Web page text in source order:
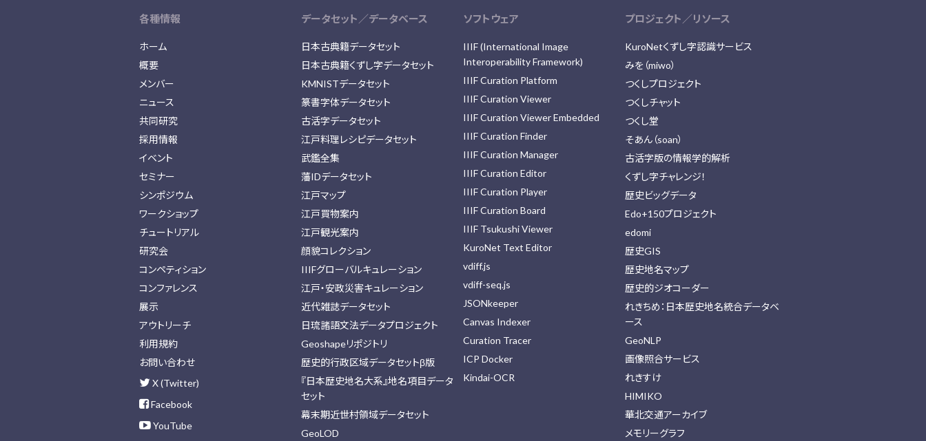
各種情報
ホーム
概要
メンバー
ニュース
共同研究
採用情報
イベント
セミナー
シンポジウム
ワークショップ
チュートリアル
研究会
コンペティション
コンファレンス
展示
アウトリーチ
利用規約
お問い合わせ
X (Twitter)
Facebook
YouTube
データセット／データベース
日本古典籍データセット
日本古典籍くずし字データセット
KMNISTデータセット
篆書字体データセット
古活字データセット
江戸料理レシピデータセット
武鑑全集
藩IDデータセット
江戸マップ
江戸買物案内
江戸観光案内
顔貌コレクション
IIIFグローバルキュレーション
江戸・安政災害キュレーション
近代雑誌データセット
日琉諸語文法データプロジェクト
Geoshapeリポジトリ
歴史的行政区域データセットβ版
『日本歴史地名大系』地名項目データ
セット
幕末期近世村領域データセット
GeoLOD
ソフトウェア
IIIF (International Image
Interoperability Framework)
IIIF Curation Platform
IIIF Curation Viewer
IIIF Curation Viewer Embedded
IIIF Curation Finder
IIIF Curation Manager
IIIF Curation Editor
IIIF Curation Player
IIIF Curation Board
IIIF Tsukushi Viewer
KuroNet Text Editor
vdiff.js
vdiff-seq.js
JSONkeeper
Canvas Indexer
Curation Tracer
ICP Docker
Kindai-OCR
プロジェクト／リソース
KuroNetくずし字認識サービス
みを（miwo）
つくしプロジェクト
つくしチャット
つくし堂
そあん（soan）
古活字版の情報学的解析
くずし字チャレンジ！
歴史ビッグデータ
Edo+150プロジェクト
edomi
歴史GIS
歴史地名マップ
歴史的ジオコーダー
れきちめ：日本歴史地名統合データベ
ース
GeoNLP
画像照合サービス
れきすけ
HIMIKO
華北交通アーカイブ
メモリーグラフ